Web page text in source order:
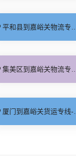
平和县到嘉峪关物流专线_限时必达「价格透明」
集美区到嘉峪关物流专线_价格实惠「资质齐全」
厦门到嘉峪关货运专线-厦门到嘉峪关物流公司_准时准点「不随意加价」